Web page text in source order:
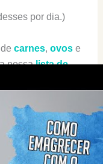
por dia.)
carnes, ovose
nossalista de
que ele te permite
tem a oferecer.
de saúde.